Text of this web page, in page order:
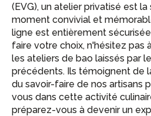
(EVG), un atelier privatisé est
moment convivial et
ligne est entièrement
faire votre choix, n'hésitez pas
les ateliers de bao laissés par
précédents. Ils témoignent de
du savoir-faire de nos artisans
vous dans cette activité
préparez-vous à devenir un